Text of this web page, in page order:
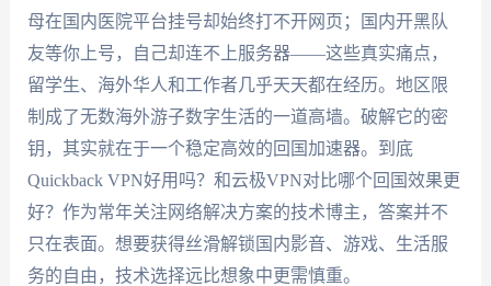
母在国内医院平台挂号却始终打不开网页；国内开黑队
友等你上号，自己却连不上服务器——这些真实痛点，
留学生、海外华人和工作者几乎天天都在经历。地区限
制成了无数海外游子数字生活的一道高墙。破解它的密
钥，其实就在于一个稳定高效的回国加速器。到底
Quickback VPN好用吗？和云极VPN对比哪个回国效果更
好？作为常年关注网络解决方案的技术博主，答案并不
只在表面。想要获得丝滑解锁国内影音、游戏、生活服
务的自由，技术选择远比想象中更需慎重。